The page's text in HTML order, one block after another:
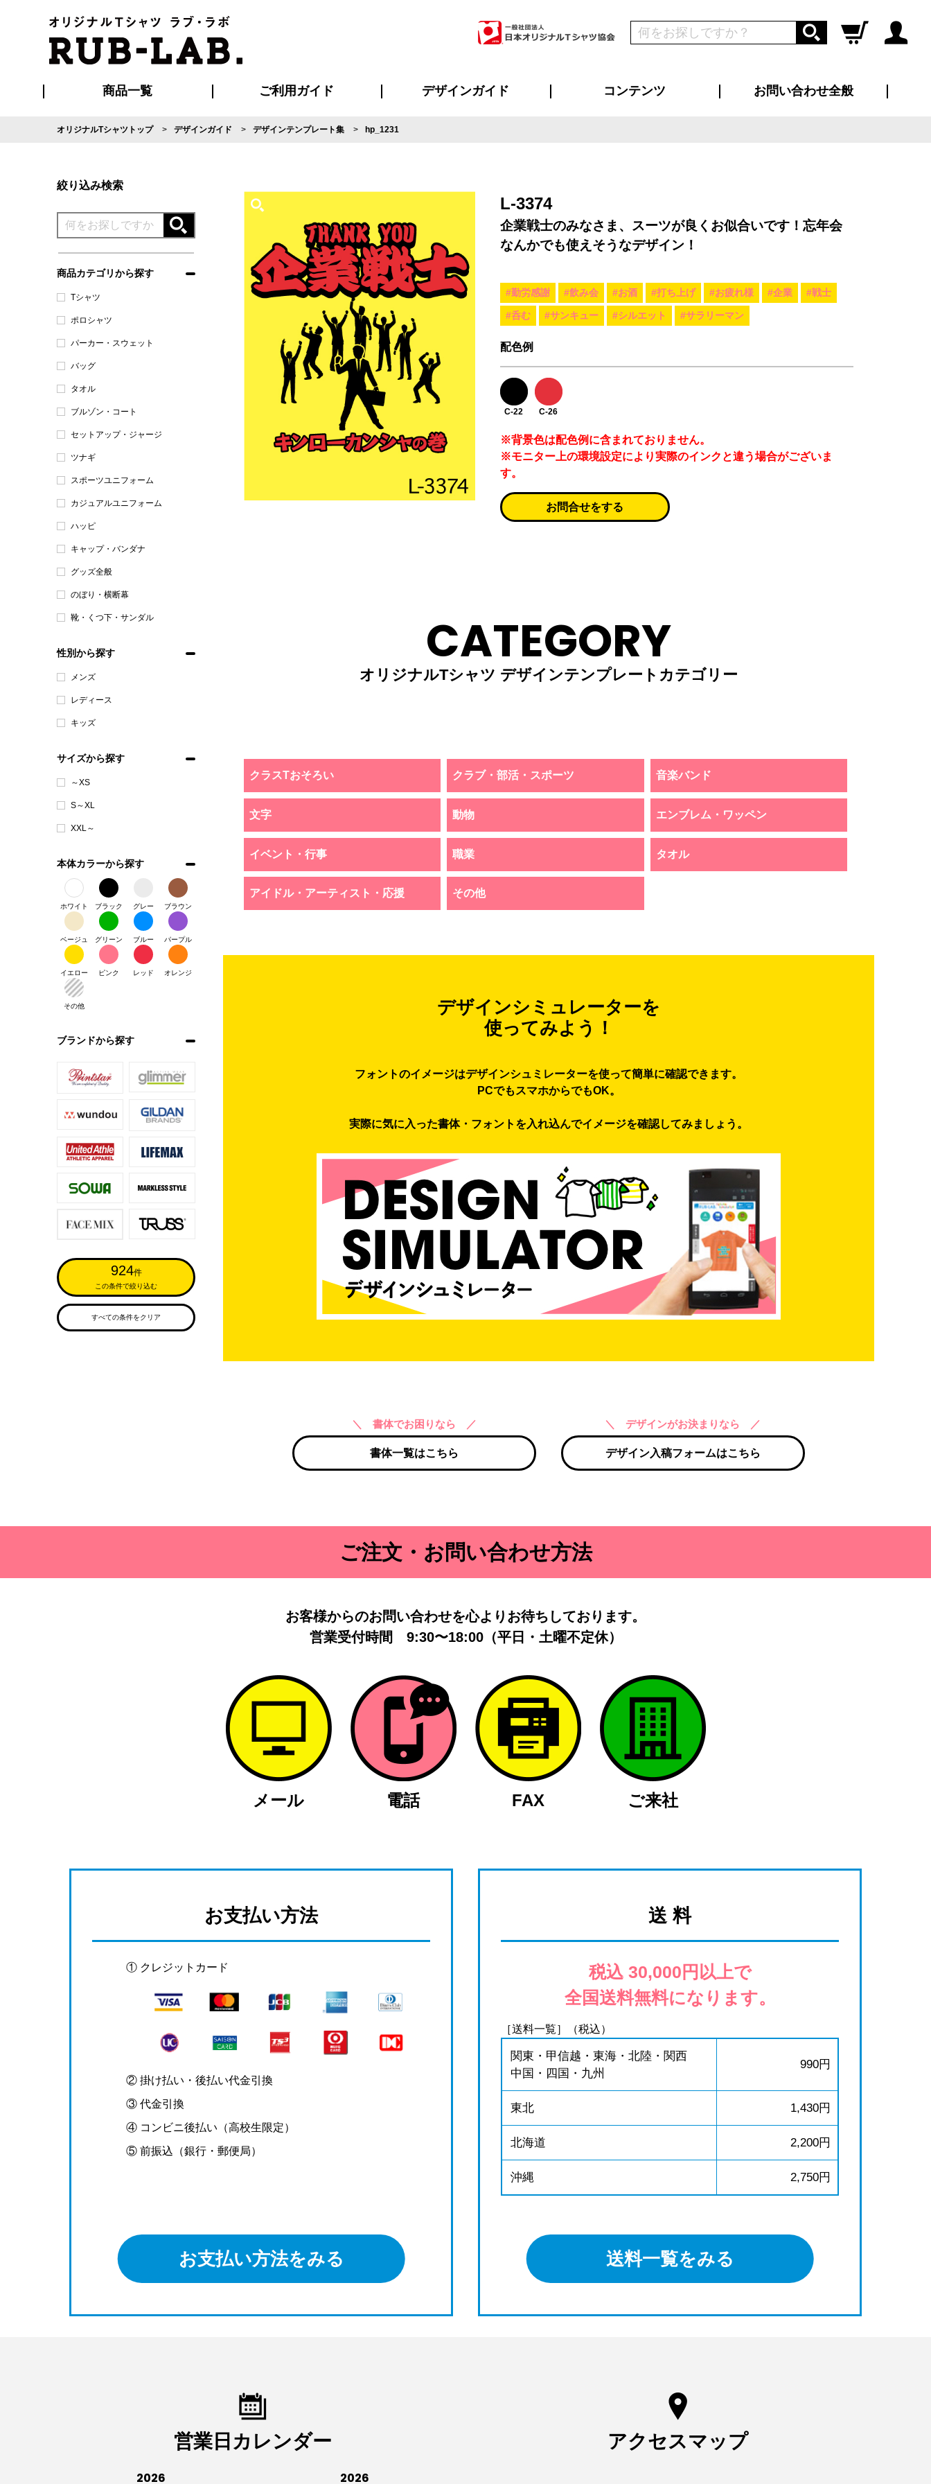
ログイン
商品一覧 ご利用ガイド
ご利用ガイド
はじめての方へ
再注文の方へ
お支払い方法について
割引まとめページ
発送・特急サービスについて
版の保管期限について
マイページ会員のメリット
よくあるご質問
デザインガイド コンテンツ お問い合わせ全般
オリジナルTシャツトップ デザインガイド デザインテンプレート集 hp_1231
絞り込み検索
商品カテゴリから探す
Tシャツ
ポロシャツ
パーカー・スウェット
バッグ
タオル
ブルゾン・コート
セットアップ・ジャージ
ツナギ
スポーツユニフォーム
カジュアルユニフォーム
ハッピ
キャップ・バンダナ
グッズ全般
のぼり・横断幕
靴・くつ下・サンダル
性別から探す
メンズ
レディース
キッズ
サイズから探す
～XS
S～XL
XXL～
本体カラーから探す
ホワイト ブラック グレー ブラウン
ベージュ グリーン ブルー パープル
イエロー ピンク レッド オレンジ
その他
ブランドから探す
924件
この条件で絞り込む
すべての条件をクリア
L-3374
企業戦士のみなさま、スーツが良くお似合いです！忘年会
なんかでも使えそうなデザイン！
#勤労感謝 #飲み会 #お酒 #打ち上げ #お疲れ様 #企業 #戦士
#呑む #サンキュー #シルエット #サラリーマン
配色例
C-22 C-26
※背景色は配色例に含まれておりません。
※モニター上の環境設定により実際のインクと違う場合がございま
す。
お問合せをする
CATEGORY
オリジナルTシャツ デザインテンプレートカテゴリー
クラスTおそろい クラブ・部活・スポーツ 音楽バンド
文字 動物 エンブレム・ワッペン
イベント・行事 職業 タオル
アイドル・アーティスト・応援 その他
デザインシミュレーターを
使ってみよう！
フォントのイメージはデザインシュミレーターを使って簡単に確認できます。
PCでもスマホからでもOK。
実際に気に入った書体・フォントを入れ込んでイメージを確認してみましょう。
＼ 書体でお困りなら ／
書体一覧はこちら
＼ デザインがお決まりなら ／
デザイン入稿フォームはこちら
ご注文・お問い合わせ方法
お客様からのお問い合わせを心よりお待ちしております。
営業受付時間 9:30〜18:00（平日・土曜不定休）
メール 電話 FAX ご来社
お支払い方法
① クレジットカード
② 掛け払い・後払い代金引換
③ 代金引換
④ コンビニ後払い（高校生限定）
⑤ 前振込（銀行・郵便局）
お支払い方法をみる
送 料
税込 30,000円以上で
全国送料無料になります。
［送料一覧］（税込）
関東・甲信越・東海・北陸・関西
中国・四国・九州
990円
東北 1,430円
北海道 2,200円
沖縄 2,750円
送料一覧をみる
営業日カレンダー
2026 2026
アクセスマップ